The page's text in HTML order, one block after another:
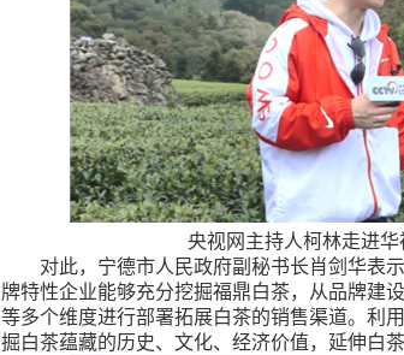
央视网主持人柯林走进华
对此，宁德市人民政府副秘书长肖剑华表
牌特性企业能够充分挖掘福鼎白茶，从品牌建
等多个维度进行部署拓展白茶的销售渠道。利
掘白茶蕴藏的历史、文化、经济价值，延伸白